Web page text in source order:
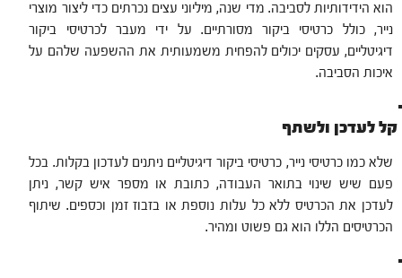
הוא הידידותיות לסביבה. מדי שנה, מיליוני עצים נכרתים כדי ליצור מוצרי
נייר, כולל כרטיסי ביקור מסורתיים. על ידי מעבר לכרטיסי ביקור
דיגיטליים, עסקים יכולים להפחית משמעותית את ההשפעה שלהם על
איכות הסביבה.
קל לעדכן ולשתף
שלא כמו כרטיסי נייר, כרטיסי ביקור דיגיטליים ניתנים לעדכון בקלות. בכל
פעם שיש שינוי בתואר העבודה, כתובת או מספר איש קשר, ניתן
לעדכן את הכרטיס ללא כל עלות נוספת או בזבוז זמן וכספים. שיתוף
הכרטיסים הללו הוא גם פשוט ומהיר.